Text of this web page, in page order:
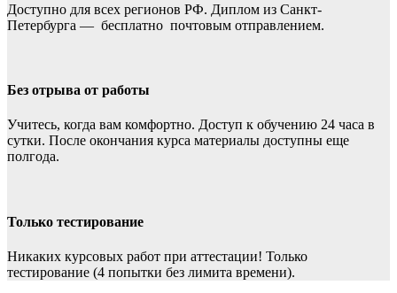
Доступно для всех регионов РФ. Диплом из Санкт-
Петербурга — бесплатно почтовым отправлением.
Без отрыва от работы
Учитесь, когда вам комфортно. Доступ к обучению 24 часа в
сутки. После окончания курса материалы доступны еще
полгода.
Только тестирование
Никаких курсовых работ при аттестации! Только
тестирование (4 попытки без лимита времени).